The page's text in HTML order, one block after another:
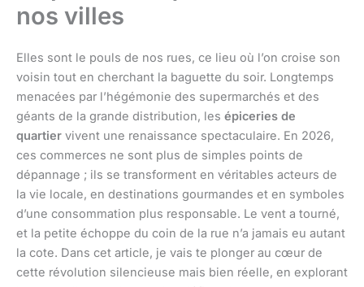
nos villes
Elles sont le pouls de nos rues, ce lieu où l’on croise son
voisin tout en cherchant la baguette du soir. Longtemps
menacées par l’hégémonie des supermarchés et des
géants de la grande distribution, les épiceries de
quartier vivent une renaissance spectaculaire. En 2026,
ces commerces ne sont plus de simples points de
dépannage ; ils se transforment en véritables acteurs de
la vie locale, en destinations gourmandes et en symboles
d’une consommation plus responsable. Le vent a tourné,
et la petite échoppe du coin de la rue n’a jamais eu autant
la cote. Dans cet article, je vais te plonger au cœur de
cette révolution silencieuse mais bien réelle, en explorant